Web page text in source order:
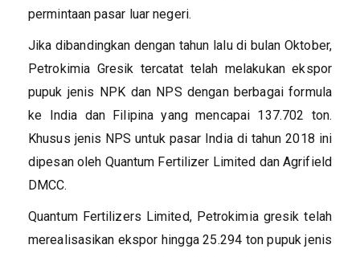
permintaan pasar luar negeri.
Jika dibandingkan dengan tahun lalu di bulan Oktober,
Petrokimia Gresik tercatat telah melakukan ekspor
pupuk jenis NPK dan NPS dengan berbagai formula
ke India dan Filipina yang mencapai 137.702 ton.
Khusus jenis NPS untuk pasar India di tahun 2018 ini
dipesan oleh Quantum Fertilizer Limited dan Agrifield
DMCC.
Quantum Fertilizers Limited, Petrokimia gresik telah
merealisasikan ekspor hingga 25.294 ton pupuk jenis